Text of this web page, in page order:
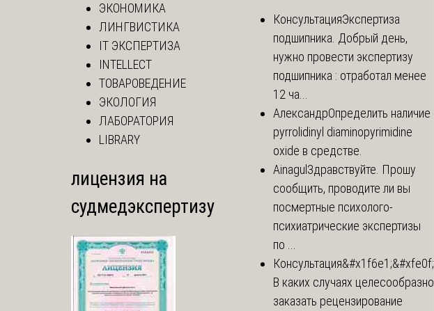
ЭКОНОМИКА
ЛИНГВИСТИКА
IT ЭКСПЕРТИЗА
INTELLECT
ТОВАРОВЕДЕНИЕ
ЭКОЛОГИЯ
ЛАБОРАТОРИЯ
LIBRARY
лицензия на
судмедэкспертизу
КонсультацияЭкспертиза
подшипника. Добрый день,
нужно провести экспертизу
подшипника : отработал менее
12 ча...
АлександрОпределить наличие
pyrrolidinyl diaminopyrimidine
oxide в средстве.
Ainagul Здравствуйте. Прошу
сообщить, проводите ли вы
посмертные психолого-
психиатрические экспертизы
по ...
Консультация&#x1f6e1;&#xfe0f;
В каких случаях целесообразно
заказать рецензирование